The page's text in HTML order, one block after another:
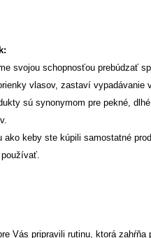
svojou schopnosťou prebúdzať
vlasov, zastaví vypadávanie
sú synonymom pre pekné,
ako keby ste kúpili samostatné
Vás pripravili rutinu, ktorá zahŕňa